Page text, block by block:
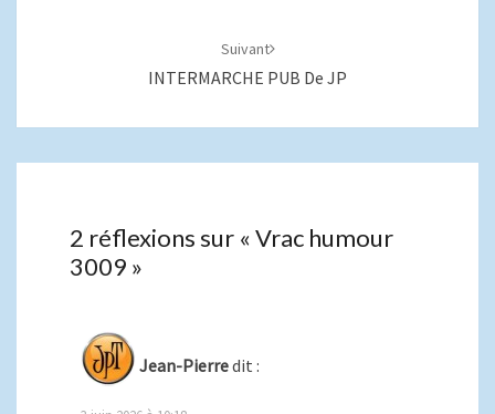
Suivant
INTERMARCHE PUB De JP
2 réflexions sur « Vrac humour
3009 »
Jean-Pierredit :